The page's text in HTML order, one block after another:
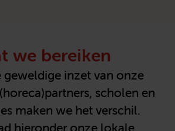
we bereiken
geweldige inzet van onze
scholen en
maken we het verschil.
hieronder onze lokale